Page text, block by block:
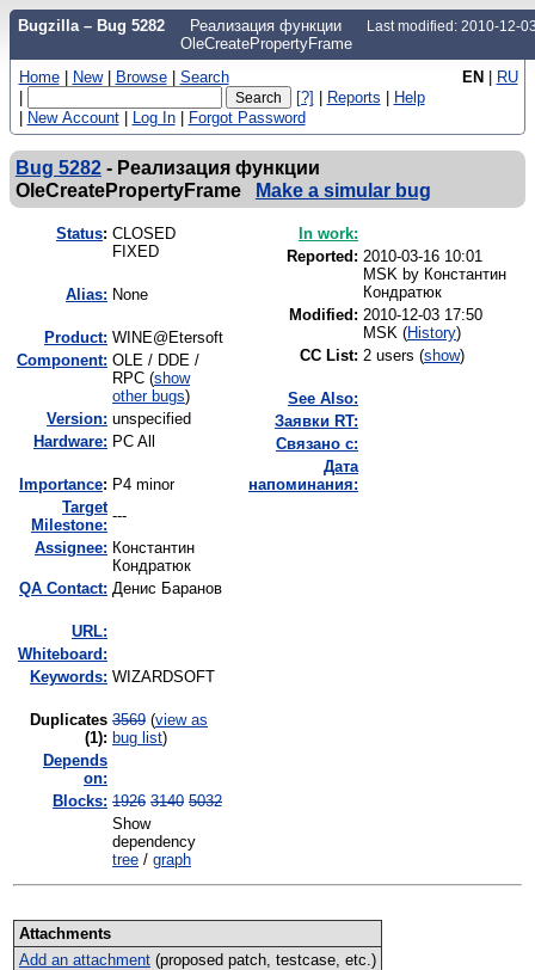
Bugzilla – Bug 5282
Реализация функции
OleCreatePropertyFrame
Last modified: 2010-12-
EN | RU
Home | New | Browse | Search
|
[?] | Reports | Help
| New Account | Log In | Forgot Password
Bug 5282 - Реализация функции
OleCreatePropertyFrame
Make a simular bug
Status: CLOSED
FIXED
Alias: None
Product: WINE@Etersoft
Component: OLE / DDE /
RPC (show
other bugs)
Version: unspecified
Hardware: PC All
mportance: P4 minor
Target
Milestone:
---
Assignee: Константин
Кондратюк
QA Contact: Денис Баранов
URL:
Whiteboard:
Keywords: WIZARDSOFT
Duplicates
(1):
3569 (view as
bug list)
Depends
on:
Blocks: 1926 3140 5032
Show
dependency
tree / graph
In work:
Reported: 2010-03-16 10:01
MSK by Константин
Кондратюк
Modified: 2010-12-03 17:50
MSK (History)
CC List: 2 users (show)
See Also:
Заявки RT:
Связано с:
Дата
напоминания:
Attachments
Add an attachment(proposed patch, testcase, etc.)